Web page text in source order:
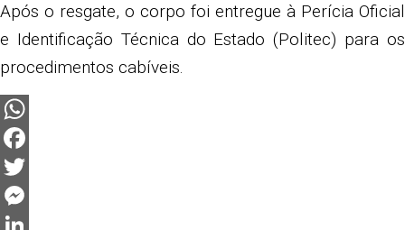
Após o resgate, o corpo foi entregue à Perícia Oficial
e Identificação Técnica do Estado (Politec) para os
procedimentos cabíveis.
WhatsApp
Facebook
Twitter
Messenger